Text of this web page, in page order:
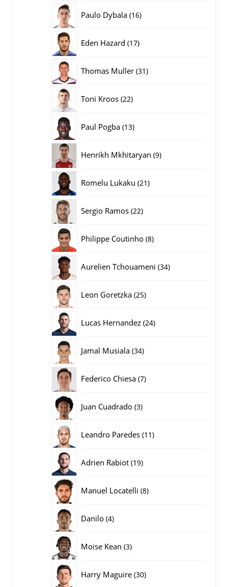
Paulo Dybala 1616
Eden Hazard 1717
Thomas Muller 3131
Toni Kroos 2222
Paul Pogba 1313
Henrikh Mkhitaryan 99
Romelu Lukaku 2121
Sergio Ramos 2222
Philippe Coutinho 88
Aurelien Tchouameni 3434
Leon Goretzka 2525
Lucas Hernandez 2424
Jamal Musiala 3434
Federico Chiesa 77
Juan Cuadrado 33
Leandro Paredes 1111
Adrien Rabiot 1919
Manuel Locatelli 88
Danilo 44
Moise Kean 33
Harry Maguire 3030